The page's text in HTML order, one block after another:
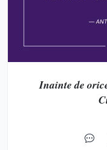
Inainte de